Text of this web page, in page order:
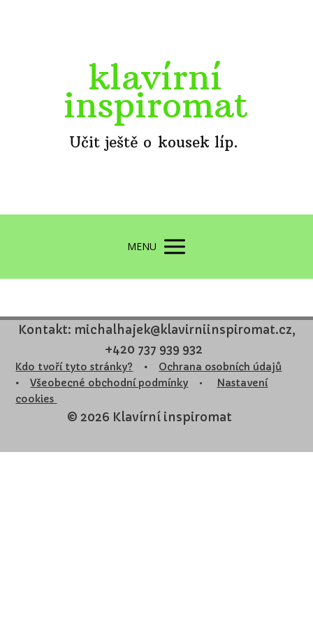
klavírní
inspiromat
Učit ještě o kousek líp.
MENU
Kontakt: michalhajek@klavirniinspiromat.cz,
+420 737 939 932
Kdo tvoří tyto stránky? •
Ochrana osobních údajů
•
Všeobecné obchodní podmínky • Nastavení
cookies
© 2026 Klavírní inspiromat